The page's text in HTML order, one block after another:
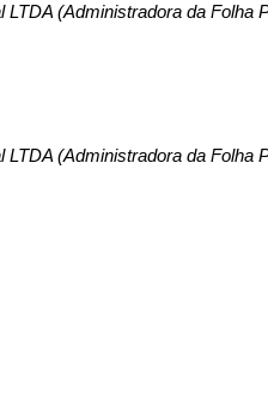
(Administradora da Folha
(Administradora da Folha